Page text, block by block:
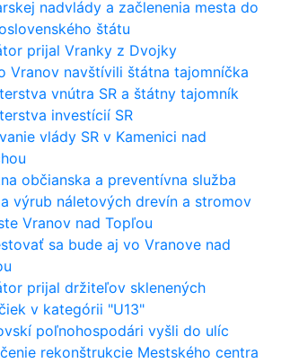
nadvlády a začlenenia mesta do
štátu
prijal Vranky z Dvojky
Vranov navštívili štátna tajomníčka
vnútra SR a štátny tajomník
investícií SR
vlády SR v Kamenici nad
občianska a preventívna služba
výrub náletových drevín a stromov
Vranov nad Topľou
sa bude aj vo Vranove nad
prijal držiteľov sklenených
v kategórii "U13"
poľnohospodári vyšli do ulíc
rekonštrukcie Mestského centra